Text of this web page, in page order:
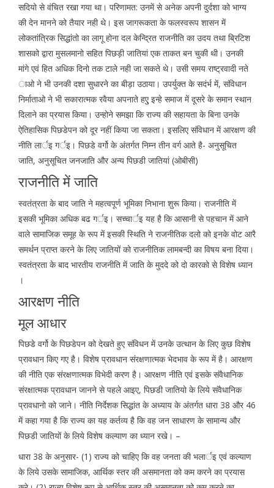
सदियो से वंचित रखा गया था। परिणामत: उनमें से अनेक अपनी दुर्दशा को भाग्य
की देन मानने को तैयार नही थे। इस जागरूकता के फलस्वरूप शासन में
लोकतांत्रिक सिद्धांतो का लागू होना दल केन्द्रित राजनीति का उदय तथा ब्रिटिश
शासको द्वारा मुसलमानो सहित पिछड़ी जातियां एक ताकत बन चुकी थी। उनकी
मांगे एवं हित अधिक दिनो तक टाले नही जा सकते थे। उसी समय राष्ट्रवादी नते
ाओ ने भी उनकी दशा सुधारने का बीड़ा उठाया। उपर्युक्त के सदंर्भ में, संविधान
निर्माताओ ने भी सकारात्मक रवैया अपनाते हएु इन्हे समाज में दूसरे के समान स्थान
दिलाने का प्रयास किया। उन्होने समझा कि राज्य की सहायता के बिना उनके
ऐतिहासिक पिछडेपन को दूर नहीं किया जा सकता। इसलिए संविधान में आरक्षण की
नीति लार्इ गर्इ। पिछडे वर्गो के अंतर्गत निम्न तीन वर्ग आते है- अनुसूचित
जाति, अनुसूचित जनजाति और अन्य पिछडी जातियां (ओबीसी)
राजनीति में जाति
स्वतंत्रता के बाद जाति ने महत्वपूर्ण भूमिका निभाना शुरू किया। राजनीति में
इसकी भूमिका अधिक बढ गर्इ। सच्चार्इ यह है कि आसानी से पहचान में आने
वाले सामाजिक समूह के रूप में इसकी स्थिति ने राजनीतिक दलो को इनके वोट आरै
समर्थन प्राप्त करने के लिए जातियों को राजनीतिक लामबन्दी का विषय बना दिया।
स्वतंत्रता के बाद भारतीय राजनीति में जाति के मुददे को दो कारको से विशेष ध्यान
।
आरक्षण नीति
मूल आधार
पिछडे वर्गो के पिछडेपन को देखते हुए संविधन में उनके उत्थान के लिए कुछ विशेष
प्रावधान किए गए है। विशेष प्रावधान संरक्षणात्मक भेदभाव के रूप में है। आरक्षण
की नीति एक संरक्षणात्मक विभेदी करण है। आरक्षण नीति एवं इसके संवैधानिक
संरक्षात्मक प्रावधान जानने से पहले आइए, पिछडी जातियो के लिये संवैधानिक
प्रावधानो को जाने। नीति निर्देशक सिद्धांत के अध्याय के अंतर्गत धारा 38 और 46
में कहा गया है कि राज्य का यह कर्तव्य है कि वह जन साधारण के सामान्य और
पिछडी जातियों के लिये विशेष कल्याण का ध्यान रखे। –
धारा 38 के अनुसार- (1) राज्य को चाहिए कि वह जनता की भलार्इ एवं कल्याण
के लिये उसके सामाजिक, आर्थिक स्तर की असमानता को कम करने का प्रयास